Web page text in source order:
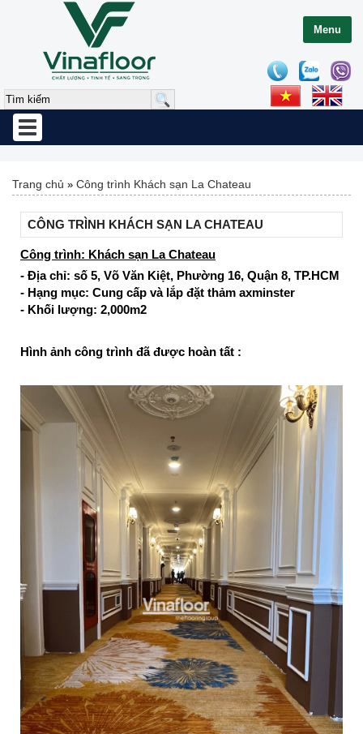
Menu
Toggle
navigation
Trang chủ » Công trình Khách sạn La Chateau
CÔNG TRÌNH KHÁCH SẠN LA CHATEAU
Công trình: Khách sạn La Chateau
- Địa chỉ: số 5, Võ Văn Kiệt, Phường 16, Quận 8, TP.HCM
- Hạng mục: Cung cấp và lắp đặt thảm axminster
- Khối lượng: 2,000m2
Hình ảnh công trình đã được hoàn tất :